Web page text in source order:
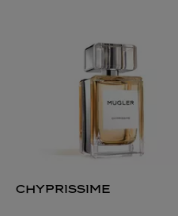
chyprissime